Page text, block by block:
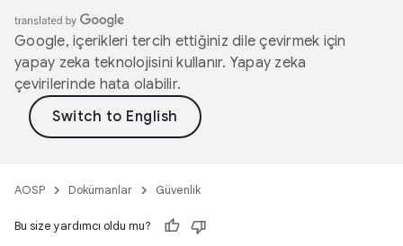
Google, içerikleri tercih ettiğiniz dile çevirmek için
yapay zeka teknolojisini kullanır. Yapay zeka
çevirilerinde hata olabilir.
AOSP Dokümanlar Güvenlik
Bu size yardımcı oldu mu?